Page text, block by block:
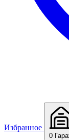
Избранное
0